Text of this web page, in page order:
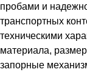
пробами и
транспортных
техническими
материала,
запорные